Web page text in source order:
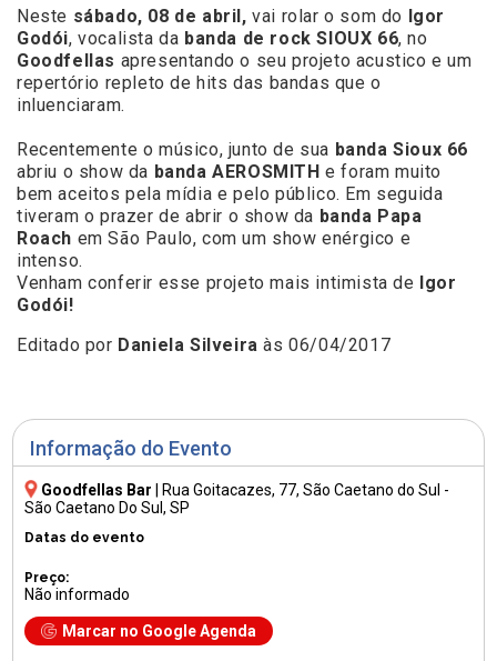
Informação do Evento
Goodfellas Bar Rua Goitacazes, 77, São Caetano do Sul -
São Caetano Do Sul, SP
Datas do evento
Preço:
Não informado
Marcar no Google Agenda
Neste sábado, 08 de abril,vai rolar o som do
Igor
Godói, vocalista da banda de rock SIOUX 66, no
Goodfellas apresentando o seu projeto acustico e um
repertório repleto de hits das bandas que o
inluenciaram.
Recentemente o músico, junto de sua banda Sioux 66
abriu o show da banda AEROSMITHe foram muito
bem aceitos pela mídia e pelo público. Em seguida
tiveram o prazer de abrir o show da banda Papa
Roach em São Paulo, com um show enérgico e
intenso.
Venham conferir esse projeto mais intimista de
Igor
Godói!
Editado por Daniela Silveira às 06/04/2017